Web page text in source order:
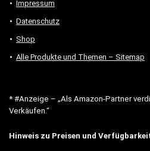
Impressum
Datenschutz
Shop
Alle Produkte und Themen – Sitemap
* #Anzeige – „Als Amazon-Partner
Verkäufen.“
Hinweis zu Preisen und